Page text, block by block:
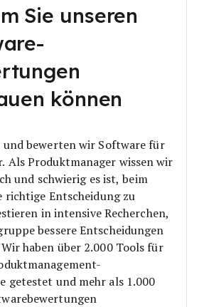
Sie unseren
können
und bewerten wir Software für
Als Produktmanager wissen wir
und schwierig es ist, beim
richtige Entscheidung zu
in intensive Recherchen,
bessere Entscheidungen
haben über 2.000 Tools für
getestet und mehr als 1.000